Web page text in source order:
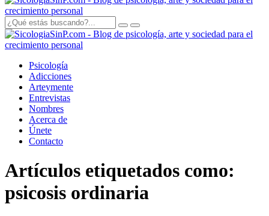
Psicología
Adicciones
Arteymente
Entrevistas
Nombres
Acerca de
Únete
Contacto
Artículos etiquetados como:
psicosis ordinaria